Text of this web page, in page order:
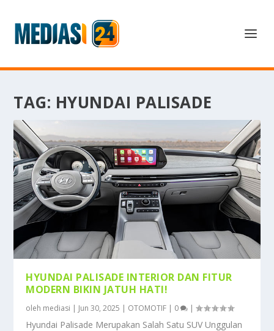
TAG: HYUNDAI PALISADE
HYUNDAI PALISADE INTERIOR DAN FITUR
MODERN BIKIN JATUH HATI!
oleh mediasi | Jun 30, 2025 | OTOMOTIF | 0 |
Hyundai Palisade Merupakan Salah Satu SUV Unggulan